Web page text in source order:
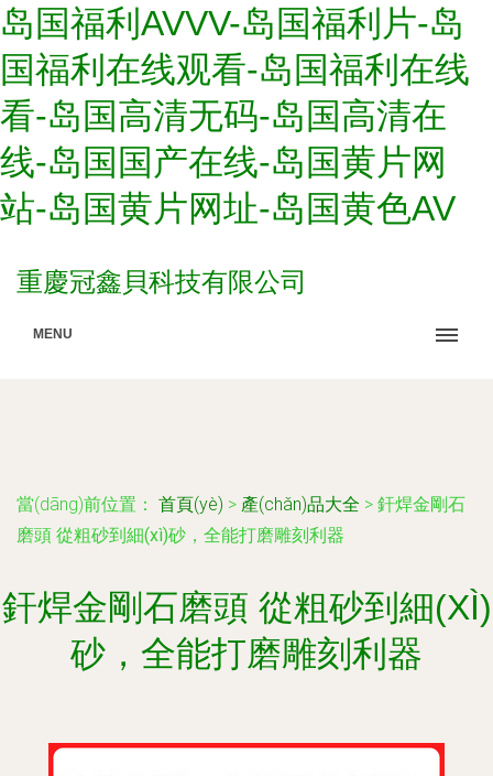
岛国福利AVVV-岛国福利片-岛
国福利在线观看-岛国福利在线
看-岛国高清无码-岛国高清在
线-岛国国产在线-岛国黄片网
站-岛国黄片网址-岛国黄色AV
重慶冠鑫貝科技有限公司
MENU
當(dāng)前位置： 首頁(yè) > 產(chǎn)品大全 > 釬焊金剛石
磨頭 從粗砂到細(xì)砂，全能打磨雕刻利器
釬焊金剛石磨頭 從粗砂到細(XÌ)
砂，全能打磨雕刻利器